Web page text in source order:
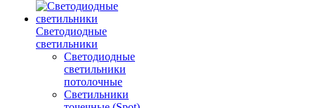
Светодиодные
светильники
Светодиодные
светильники
потолочные
Светильники